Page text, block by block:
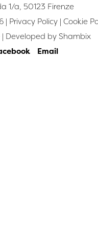
1/a, 50123 Firenze
| Privacy Policy| Cookie
| Developed by Shambix
Email